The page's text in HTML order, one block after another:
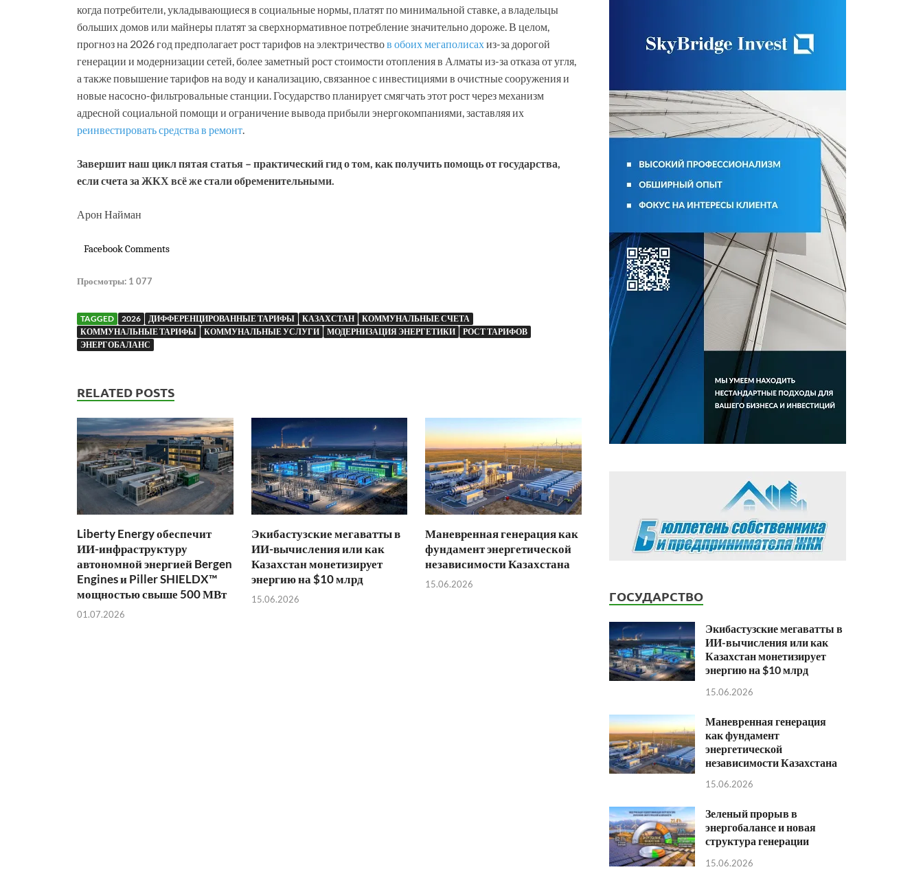
когда потребители, укладывающиеся в социальные нормы, платят по минимальной ставке, а владельцы
больших домов или майнеры платят за сверхнормативное потребление значительно дороже. В целом,
прогноз на 2026 год предполагает рост тарифов на электричествов обоих мегаполисахиз-за дорогой
генерации и модернизации сетей, более заметный рост стоимости отопления в Алматы из-за отказа от угля,
а также повышение тарифов на воду и канализацию, связанное с инвестициями в очистные сооружения и
новые насосно-фильтровальные станции. Государство планирует смягчать этот рост через механизм
адресной социальной помощи и ограничение вывода прибыли энергокомпаниями, заставляя их
реинвестировать средства в ремонт.
Завершит наш цикл пятая статья – практический гид о том, как получить помощь от государства,
если счета за ЖКХ всё же стали обременительными.
Арон Найман
Facebook Comments
Просмотры: 1 077
TAGGED 2026 ДИФФЕРЕНЦИРОВАННЫЕ ТАРИФЫ КАЗАХСТАН
КОММУНАЛЬНЫЕ СЧЕТА
КОММУНАЛЬНЫЕ ТАРИФЫ
КОММУНАЛЬНЫЕ УСЛУГИ МОДЕРНИЗАЦИЯ ЭНЕРГЕТИКИ
РОСТ ТАРИФОВ
ЭНЕРГОБАЛАНС
RELATED POSTS
Liberty Energy обеспечит
ИИ-инфраструктуру
автономной энергией Bergen
Engines и Piller SHIELDX™
мощностью свыше 500 МВт
01.07.2026
Экибастузские мегаватты в
ИИ-вычисления или как
Казахстан монетизирует
энергию на $10 млрд
15.06.2026
Маневренная генерация как
фундамент энергетической
независимости Казахстана
15.06.2026
ГОСУДАРСТВО
Экибастузские мегаватты в
ИИ-вычисления или как
Казахстан монетизирует
энергию на $10 млрд
15.06.2026
Маневренная генерация
как фундамент
энергетической
независимости Казахстана
15.06.2026
Зеленый прорыв в
энергобалансе и новая
структура генерации
15.06.2026